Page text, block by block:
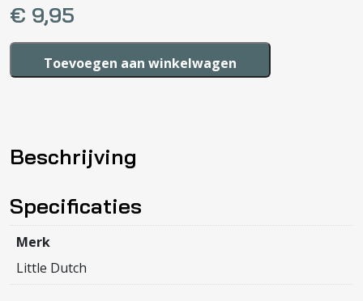
€ 9,95
Little
Dutch
aantal
Toevoegen aan winkelwagen
Beschrijving
Specificaties
Merk
Little Dutch